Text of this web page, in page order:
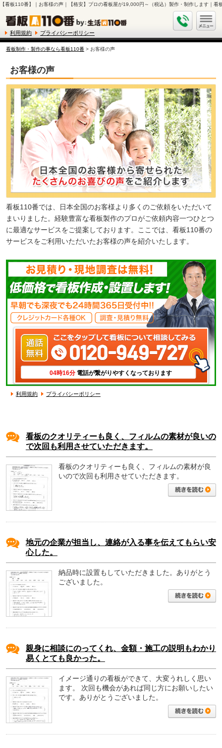
【看板110番】｜お客様の声｜【格安】プロの看板屋が19,000円～（税込）製作・制作します｜看
利用規約 プライバシーポリシー
看板制作・製作の事なら看板110番> お客様の声
お客様の声
看板110番では、日本全国のお客様より多くのご依頼をいただいて
まいりました。経験豊富な看板製作のプロがご依頼内容一つひとつ
に最適なサービスをご提案しております。ここでは、看板110番の
サービスをご利用いただいたお客様の声を紹介いたします。
04時16分 電話が繋がりやすくなっております
利用規約 プライバシーポリシー
看板のクオリティーも良く、フィルムの素材が良いの
で次回も利用させていただきます。
看板のクオリティーも良く、フィルムの素材が良
いので次回も利用させていただきます。
地元の企業が担当し、連絡が入る事を伝えてもらい安
心した。
納品時に設置もしていただきました。ありがとう
ございました。
親身に相談にのってくれ、金額・施工の説明もわかり
易くとても良かった。
イメージ通りの看板ができて、大変うれしく思い
ます。
次回も機会があれば同じ方にお願いしたい
です。ありがとうございました。